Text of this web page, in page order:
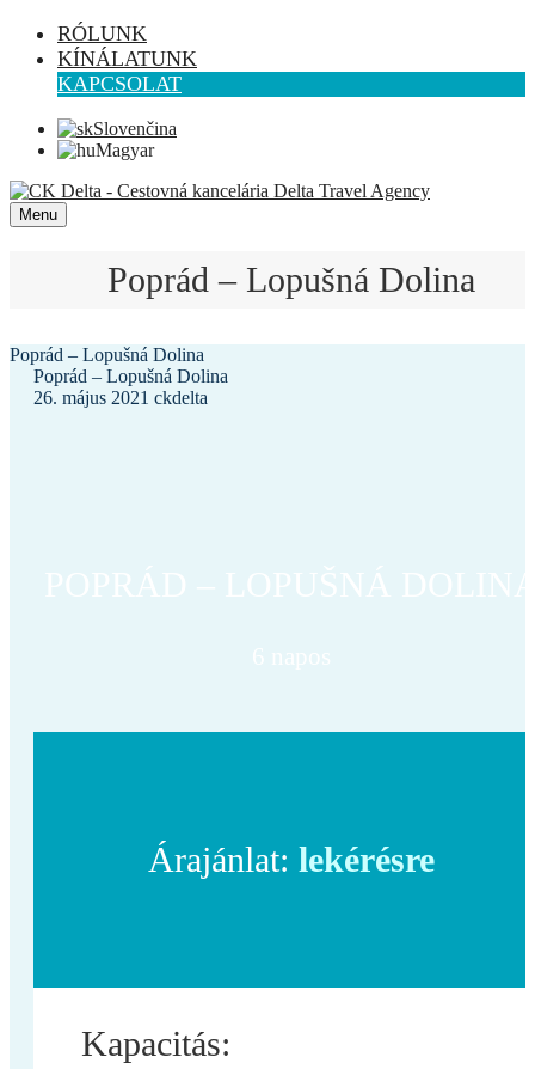
RÓLUNK
KÍNÁLATUNK
KAPCSOLAT
Slovenčina
Magyar
Menu
Poprád – Lopušná Dolina
Poprád – Lopušná Dolina
Poprád – Lopušná Dolina
26. május 2021 ckdelta
Árajánlat: lekérésre
Kapacitás: